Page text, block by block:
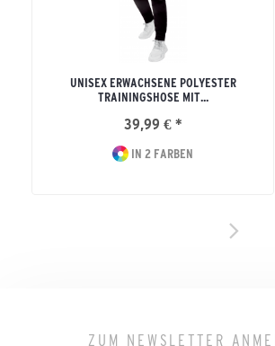
UNISEX ERWACHSENE POLYESTER
TRAININGSHOSE MIT...
39,99 € *
IN 2 FARBEN
ZUM NEWSLETTER